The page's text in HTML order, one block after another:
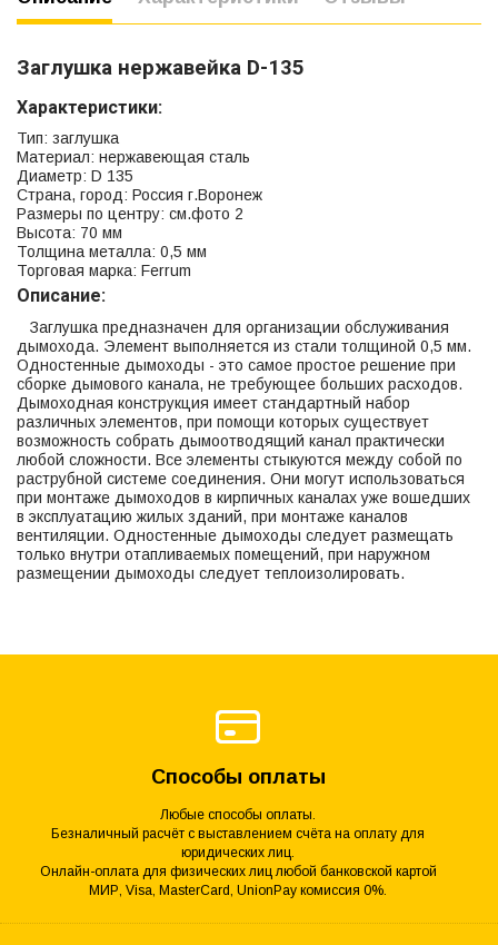
Заглушка нержавейка D-135
Характеристики:
Тип: заглушка
Материал: нержавеющая сталь
Диаметр: D 135
Страна, город: Россия г.Воронеж
Размеры по центру: см.фото 2
Высота: 70 мм
Толщина металла: 0,5 мм
Торговая марка: Ferrum
Описание:
Заглушка предназначен для организации обслуживания
дымохода. Элемент выполняется из стали толщиной 0,5 мм.
Одностенные дымоходы - это самое простое решение при
сборке дымового канала, не требующее больших расходов.
Дымоходная конструкция имеет стандартный набор
различных элементов, при помощи которых существует
возможность собрать дымоотводящий канал практически
любой сложности. Все элементы стыкуются между собой по
раструбной системе соединения. Они могут использоваться
при монтаже дымоходов в кирпичных каналах уже вошедших
в эксплуатацию жилых зданий, при монтаже каналов
вентиляции. Одностенные дымоходы следует размещать
только внутри отапливаемых помещений, при наружном
размещении дымоходы следует теплоизолировать.
Способы оплаты
Любые способы оплаты.
Безналичный расчёт с выставлением счёта на оплату для
юридических лиц.
Онлайн-оплата для физических лиц любой банковской картой
МИР, Visa, MasterCard, UnionPay комиссия 0%.